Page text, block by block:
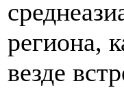
региона,
везде